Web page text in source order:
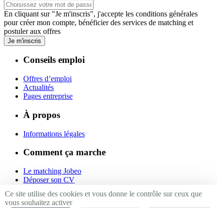
En cliquant sur "Je m'inscris", j'accepte les conditions générales
pour créer mon compte, bénéficier des services de matching et
postuler aux offres
Je m'inscris
Conseils emploi
Offres d’emploi
Actualités
Pages entreprise
À propos
Informations légales
Comment ça marche
Le matching Jobeo
Déposer son CV
Ce site utilise des cookies et vous donne le contrôle sur ceux que
vous souhaitez activer